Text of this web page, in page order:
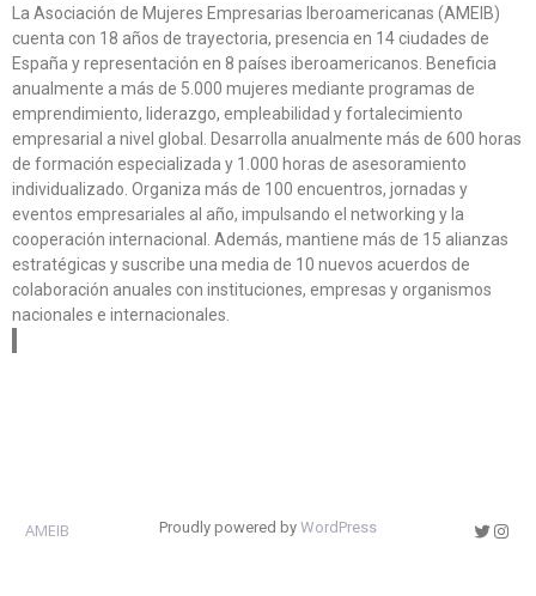
La Asociación de Mujeres Empresarias Iberoamericanas (AMEIB)
cuenta con 18 años de trayectoria, presencia en 14 ciudades de
España y representación en 8 países iberoamericanos. Beneficia
anualmente a más de 5.000 mujeres mediante programas de
emprendimiento, liderazgo, empleabilidad y fortalecimiento
empresarial a nivel global. Desarrolla anualmente más de 600 horas
de formación especializada y 1.000 horas de asesoramiento
individualizado. Organiza más de 100 encuentros, jornadas y
eventos empresariales al año, impulsando el networking y la
cooperación internacional. Además, mantiene más de 15 alianzas
estratégicas y suscribe una media de 10 nuevos acuerdos de
colaboración anuales con instituciones, empresas y organismos
nacionales e internacionales.
AMEIB Proudly powered by WordPress